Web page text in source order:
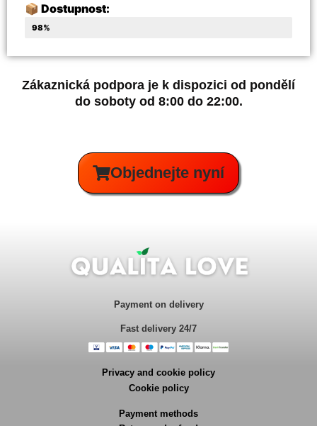
📦 Dostupnost:
Poslední 4 kusy skladem
98%
Zákaznická podpora je k dispozici od pondělí
do soboty od 8:00 do 22:00.
Objednejte nyní
Payment on delivery
Fast delivery 24/7
Privacy and cookie policy
Cookie policy
Payment methods